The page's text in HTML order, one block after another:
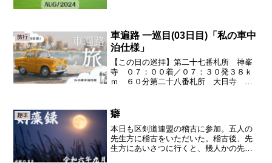
旅行
車遍路 一巡目(03日目)「私の車中
泊仕様」
【この日の巡拝】第二十七番札所 神峯
寺 ０７：００着／０７：３０発３８ｋ
ｍ ６０分第二十八番札所 大日寺 ０
０着／０９：３５発９．４ｋｍ １５分
第三十番札所 善楽寺 ０...
趣味 癖
本日も区剣道連盟の稽古に参加。五人の
先生方に稽古をいただいた。稽古後、先
生方にあいさつに行くと、幾人かの先生